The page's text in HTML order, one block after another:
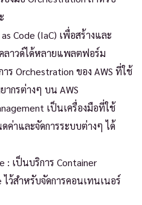
Code (IaC) เพื่อสร้างและ
ลาวด์ได้หลายแพลตฟอร์ม
าร Orchestration ของ AWS ที่ใช้
ากรต่างๆ บน AWS
เป็นเครื่องมือที่ใช้
ค่าและจัดการระบบต่างๆ ได้
: เป็นบริการ Container
ว้สำหรับจัดการคอนเทนเนอร์